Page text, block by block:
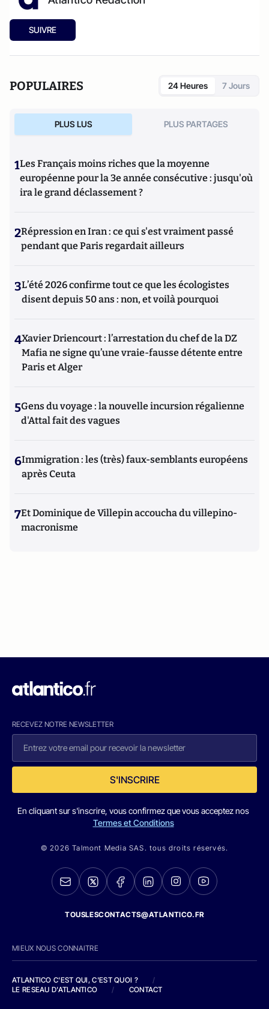
SUIVRE
POPULAIRES 24 Heures 7 Jours
PLUS LUS PLUS PARTAGES
1Les Français moins riches que la moyenne
européenne pour la 3e année consécutive : jusqu'où
ira le grand déclassement ?
2Répression en Iran : ce qui s'est vraiment passé
pendant que Paris regardait ailleurs
3L’été 2026 confirme tout ce que les écologistes
disent depuis 50 ans : non, et voilà pourquoi
4Xavier Driencourt : l’arrestation du chef de la DZ
Mafia ne signe qu’une vraie-fausse détente entre
Paris et Alger
5Gens du voyage : la nouvelle incursion régalienne
d'Attal fait des vagues
6Immigration : les (très) faux-semblants européens
après Ceuta
7Et Dominique de Villepin accoucha du villepino-
macronisme
RECEVEZ NOTRE NEWSLETTER
S'INSCRIRE
En cliquant sur s'inscrire, vous confirmez que vous acceptez nos
Termes et Conditions
© 2026 Talmont Media SAS. tous droits réservés.
TOUSLESCONTACTS@ATLANTICO.FR
MIEUX NOUS CONNAITRE
ATLANTICO C'EST QUI, C'EST QUOI ?
/
LE RESEAU D'ATLANTICO
/ CONTACT